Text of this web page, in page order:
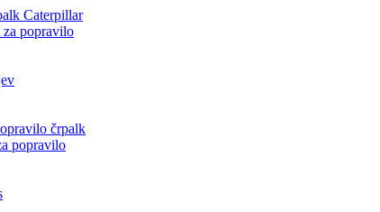
Caterpillar
popravilo
črpalk
popravilo